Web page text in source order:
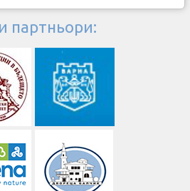
партньори: